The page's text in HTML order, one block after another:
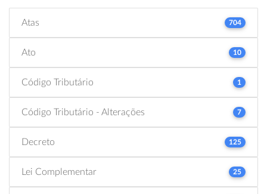
Atas 704
Ato 10
Código Tributário 1
Código Tributário - Alterações 7
Decreto 125
Lei Complementar 25